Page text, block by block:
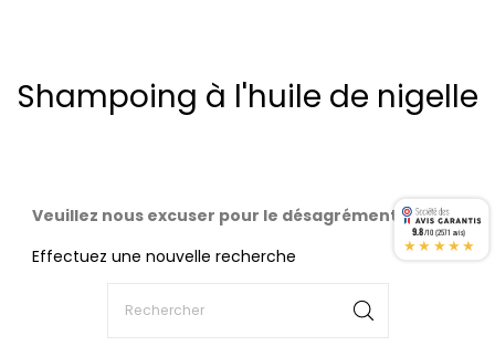
Shampoing à l'huile de nigelle
Veuillez nous excuser pour le désagrément.
Effectuez une nouvelle recherche
9.8/10 (2571 avis)
★★★★★